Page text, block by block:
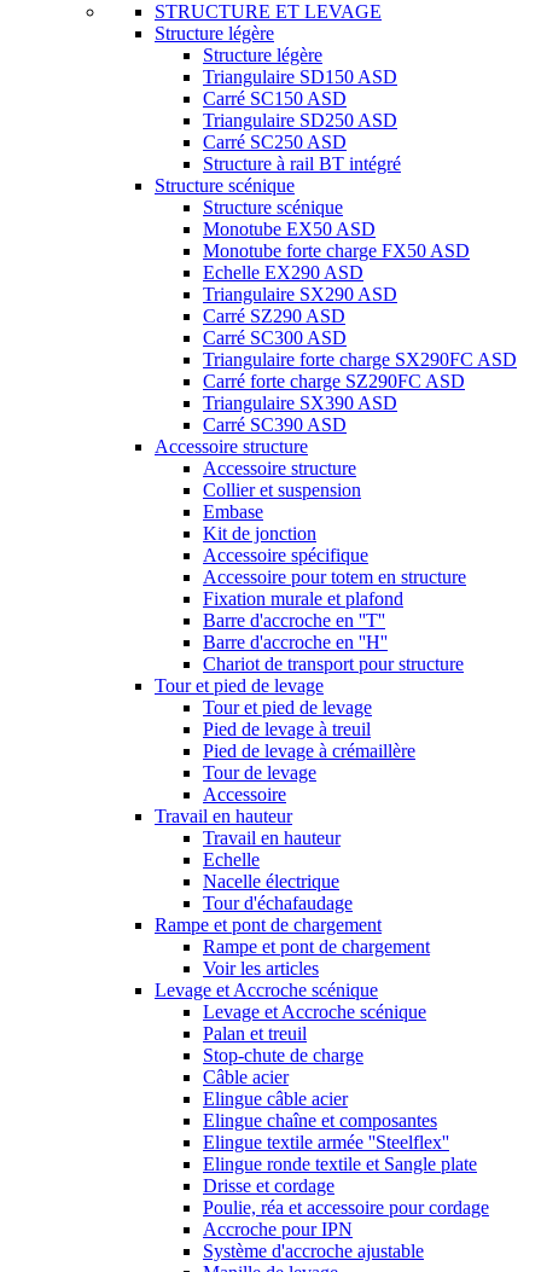
STRUCTURE ET LEVAGE
Structure légère
Structure légère
Triangulaire SD150 ASD
Carré SC150 ASD
Triangulaire SD250 ASD
Carré SC250 ASD
Structure à rail BT intégré
Structure scénique
Structure scénique
Monotube EX50 ASD
Monotube forte charge FX50 ASD
Echelle EX290 ASD
Triangulaire SX290 ASD
Carré SZ290 ASD
Carré SC300 ASD
Triangulaire forte charge SX290FC ASD
Carré forte charge SZ290FC ASD
Triangulaire SX390 ASD
Carré SC390 ASD
Accessoire structure
Accessoire structure
Collier et suspension
Embase
Kit de jonction
Accessoire spécifique
Accessoire pour totem en structure
Fixation murale et plafond
Barre d'accroche en ''T''
Barre d'accroche en ''H''
Chariot de transport pour structure
Tour et pied de levage
Tour et pied de levage
Pied de levage à treuil
Pied de levage à crémaillère
Tour de levage
Accessoire
Travail en hauteur
Travail en hauteur
Echelle
Nacelle électrique
Tour d'échafaudage
Rampe et pont de chargement
Rampe et pont de chargement
Voir les articles
Levage et Accroche scénique
Levage et Accroche scénique
Palan et treuil
Stop-chute de charge
Câble acier
Elingue câble acier
Elingue chaîne et composantes
Elingue textile armée ''Steelflex''
Elingue ronde textile et Sangle plate
Drisse et cordage
Poulie, réa et accessoire pour cordage
Accroche pour IPN
Système d'accroche ajustable